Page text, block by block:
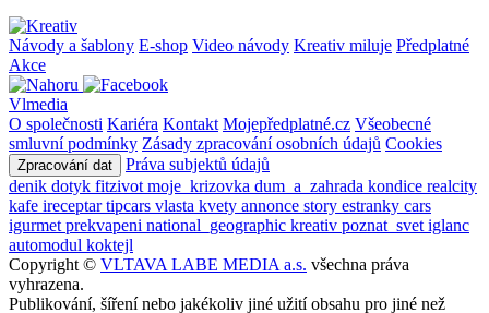
Návody a šablony E-shop Video návody Kreativ miluje Předplatné
Akce
Vlmedia
O společnosti Kariéra Kontakt Mojepředplatné.cz Všeobecné
smluvní podmínky Zásady zpracování osobních údajů Cookies
Zpracování dat
Práva subjektů údajů
denik dotyk fitzivot moje_krizovka dum_a_zahrada kondice realcity
kafe ireceptartipcars vlasta kvety annonce story estranky cars
igurmet prekvapeni national_geographic kreativ poznat_svet iglanc
automodul koktejl
Copyright © VLTAVA LABE MEDIA a.s. všechna práva
vyhrazena.
Publikování, šíření nebo jakékoliv jiné užití obsahu pro jiné než